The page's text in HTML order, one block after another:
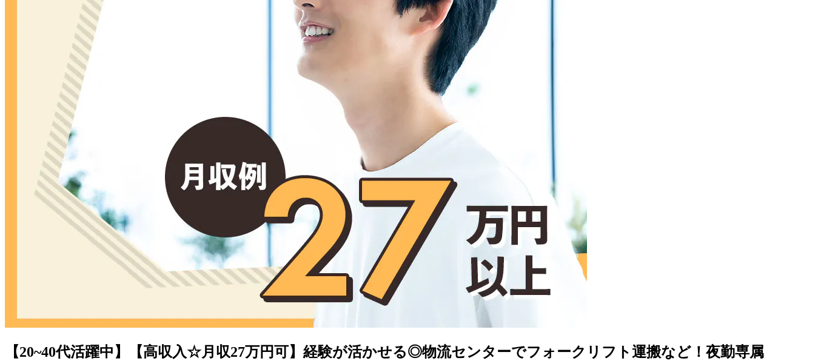
【20~40代活躍中】【高収入☆月収27万円可】経験が活かせる◎物流センターでフォークリフト運搬など！夜勤専属